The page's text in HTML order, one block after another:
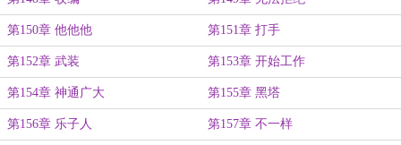
第150章 他他他 第151章 打手
第152章 武装 第153章 开始工作
第154章 神通广大 第155章 黑塔
第156章 乐子人 第157章 不一样